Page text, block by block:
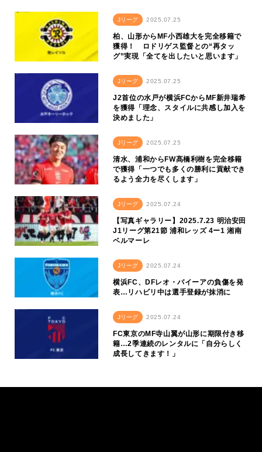
Jリーグ 2025.07.25
柏、山形からMF小西雄大を完全移籍で
獲得！ ロドリゲス監督との“再タッ
グ”実現「全てを出したいと思います」
Jリーグ 2025.07.25
J2首位の水戸が横浜FCからMF新井瑞希
を獲得「理念、スタイルに共感し加入を
決めました」
Jリーグ 2025.07.25
清水、浦和からFW髙橋利樹を完全移籍
で獲得「一つでも多くの勝利に貢献でき
るよう全力を尽くします」
Jリーグ 2025.07.24
【写真ギャラリー】2025.7.23 明治安田
J1リーグ第21節 浦和レッズ 4ー1 湘南
ベルマーレ
Jリーグ 2025.07.24
横浜FC、DFレオ・バイーアの負傷を発
表…リハビリ中は選手登録が抹消に
Jリーグ 2025.07.24
FC東京のMF寺山翼が山形に期限付き移
籍…2季連続のレンタルに「自分らしく
成長してきます！」